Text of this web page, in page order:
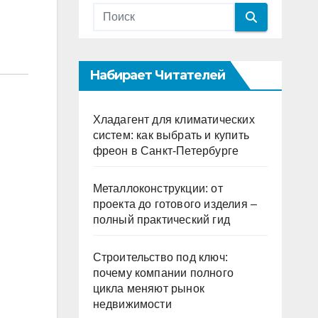
Набирает Читателей
Хладагент для климатических
систем: как выбрать и купить
фреон в Санкт-Петербурге
Металлоконструкции: от
проекта до готового изделия –
полный практический гид
Строительство под ключ:
почему компании полного
цикла меняют рынок
недвижимости